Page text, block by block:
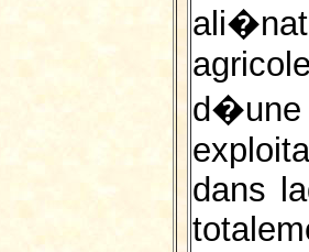
dans